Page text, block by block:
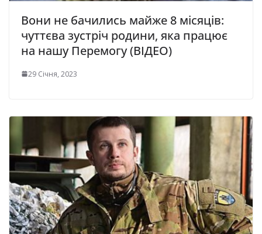
Вони не бачились майже 8 місяців:
чуттєва зустріч родини, яка працює
на нашу Перемогу (ВІДЕО)
29 Січня, 2023